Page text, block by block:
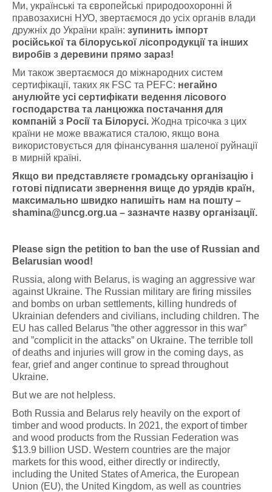
Ми, українські та європейські природоохоронні й
правозахисні НУО, звертаємося до усіх органів влади
дружніх до України країн: зупинить імпорт
російської та білоруської лісопродукції та інших
виробів з деревини прямо зараз!
Ми також звертаємося до міжнародних систем
сертифікації, таких як FSC та PEFC: негайно
анулюйте усі сертифікати ведення лісового
господарства та ланцюжка постачання для
компаній з Росії та Білорусі. Жодна трісочка з цих
країни не може вважатися сталою, якщо вона
використовується для фінансування шаленої руйнації
в мирній країні.
Якщо ви представляєте громадську організацію і
готові підписати звернення вище до урядів країн,
максимально швидко напишіть нам на пошту –
shamina@uncg.org.ua – зазначте назву організації.
Please sign the petition to ban the use of Russian and
Belarusian wood!
Russia, along with Belarus, is waging an aggressive war
against Ukraine. The Russian military are firing missiles
and bombs on urban settlements, killing hundreds of
Ukrainian defenders and civilians, including children. The
EU has called Belarus ”the other aggressor in this war”
and ”complicit in the attacks” on Ukraine. The terrible toll
of deaths and injuries will grow in the coming days, as
fear, grief and anger continue to spread throughout
Ukraine.
But we are not helpless.
Both Russia and Belarus rely heavily on the export of
timber and wood products. In 2021, the export of timber
and wood products from the Russian Federation was
$13.9 billion USD. Western countries are the major
markets for this wood, either directly or indirectly,
including the United States of America, the European
Union (EU), the United Kingdom, as well as countries